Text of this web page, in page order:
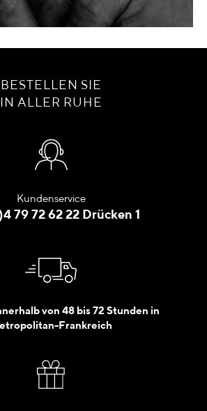
BESTELLEN SIE
IN ALLER RUHE
Kundenservice
79 72 62 22 Drücken 1
von 48 bis 72 Stunden in
Frankreich